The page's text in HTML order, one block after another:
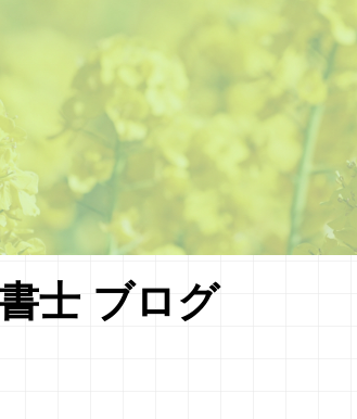
士 ブログ